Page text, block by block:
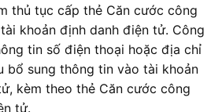
thủ tục cấp thẻ Căn cước công
khoản định danh điện tử. Công
tin số điện thoại hoặc địa chỉ
bổ sung thông tin vào tài khoản
kèm theo thẻ Căn cước công
tử.